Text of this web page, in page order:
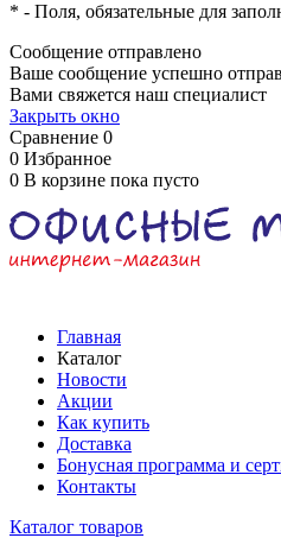
* - Поля, обязательные для
Сообщение отправлено
Ваше сообщение успешно
Вами свяжется наш специалист
Закрыть окно
Сравнение 0
0 Избранное
0 В корзине пока пусто
Главная
Каталог
Новости
Акции
Как купить
Доставка
Бонусная программа и
Контакты
Каталог товаров